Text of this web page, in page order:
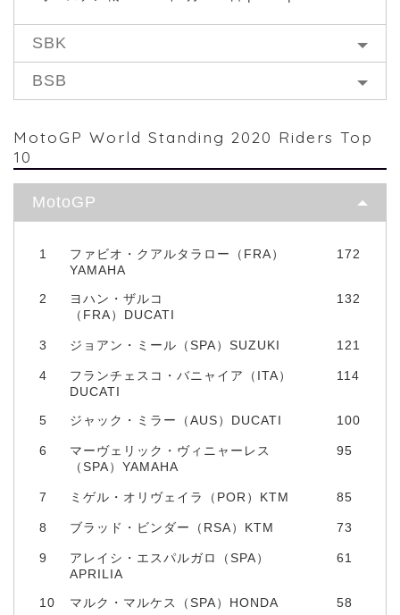
SBK
BSB
MotoGP World Standing 2020 Riders Top
10
MotoGP
1
ファビオ・クアルタラロー（FRA）
YAMAHA
172
2
ヨハン・ザルコ
（FRA）DUCATI
132
3 ジョアン・ミール（SPA）SUZUKI 121
4
フランチェスコ・バニャイア（ITA）
DUCATI
114
5 ジャック・ミラー（AUS）DUCATI 100
6
マーヴェリック・ヴィニャーレス
（SPA）YAMAHA
95
7 ミゲル・オリヴェイラ（POR）KTM 85
8 ブラッド・ビンダー（RSA）KTM 73
9
アレイシ・エスパルガロ（SPA）
APRILIA
61
10 マルク・マルケス（SPA）HONDA 58